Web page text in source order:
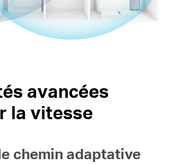
avancées
la vitesse
chemin adaptative